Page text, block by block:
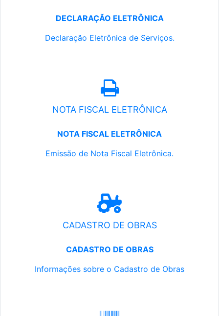
DECLARAÇÃO ELETRÔNICA
Declaração Eletrônica de Serviços.
NOTA FISCAL ELETRÔNICA
NOTA FISCAL ELETRÔNICA
Emissão de Nota Fiscal Eletrônica.
CADASTRO DE OBRAS
CADASTRO DE OBRAS
Informações sobre o Cadastro de Obras